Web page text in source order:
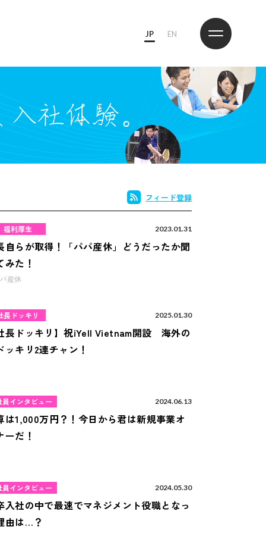
JP EN
フィード登録
福利厚生 2023.01.31
自らが取得！「パパ産休」どうだったか聞
みた！
産休
長ドッキリ 2025.01.30
長ドッキリ】祝iYell Vietnam開設 海外の
ッキリ2連チャン！
員インタビュー 2024.06.13
は1,000万円？！今日から君は新規事業オ
ーだ！
員インタビュー 2024.05.30
入社の中で最速でマネジメント役職となっ
由は…？